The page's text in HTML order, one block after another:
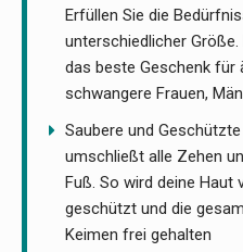
Erfüllen Sie die
unterschiedlicher
das beste Geschenk für
schwangere Frauen,
Saubere und
umschließt alle Zehen
Fuß. So wird deine Haut
geschützt und die
Keimen frei gehalten